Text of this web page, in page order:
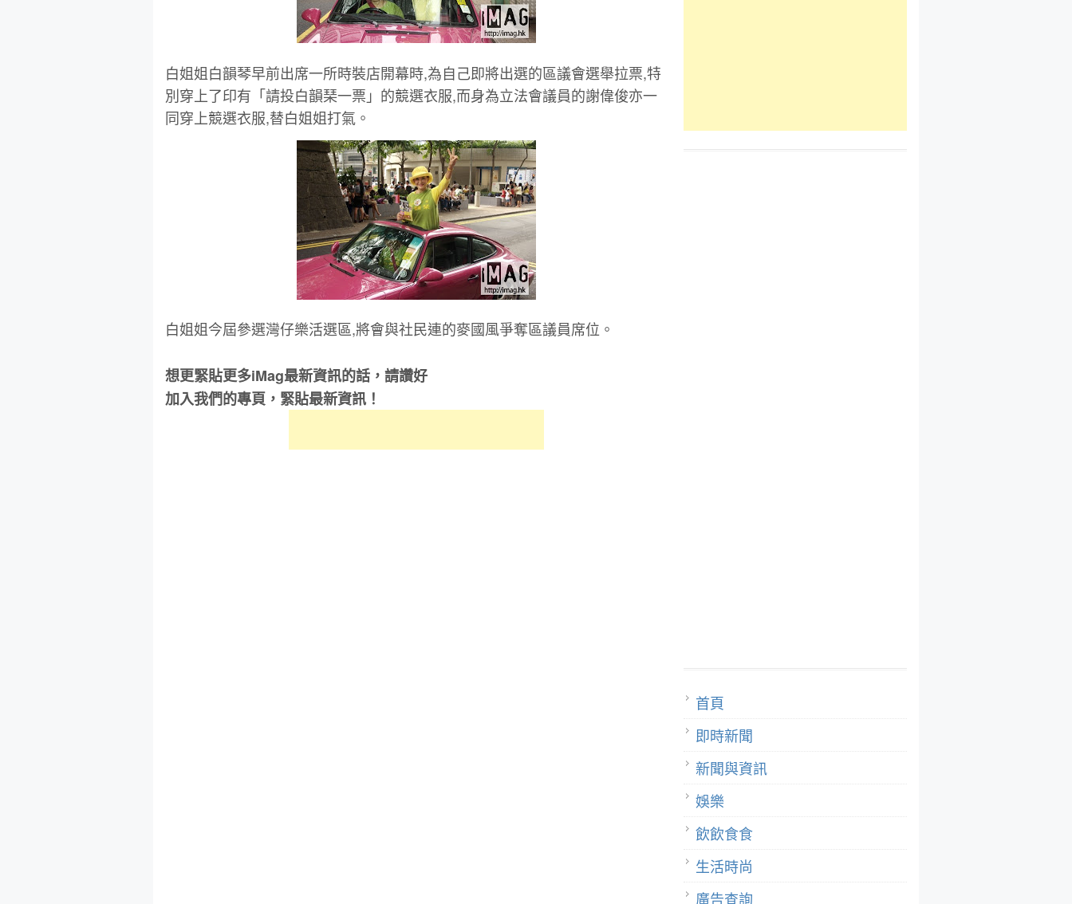
白姐姐白韻琴早前出席一所時裝店開幕時,為自己即將出選的區議會選舉拉票,特
別穿上了印有「請投白韻琹一票」的競選衣服,而身為立法會議員的謝偉俊亦一
同穿上競選衣服,替白姐姐打氣。
白姐姐今屆參選灣仔樂活選區,將會與社民連的麥國風爭奪區議員席位。
想更緊貼更多iMag最新資訊的話，請讚好
加入我們的專頁，緊貼最新資訊！
首頁
即時新聞
新聞與資訊
娛樂
飲飲食食
生活時尚
廣告查詢